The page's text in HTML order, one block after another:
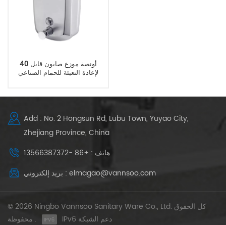
40 أونصة موزع صابون قابل
لإعادة التعبئة للحمام الصناعي
Add : No. 2 Hongsun Rd, Lubu Town, Yuyao City,
Zhejiang Province, China
هاتف : +86 -13566387372
بريد إلكتروني : elmagao@vannsoo.com
© 2026 Ningbo Vannsoo Sanitary Ware Co., Ltd. كل الحقوق
محفوظة .
IPv6 دعم الشبكة